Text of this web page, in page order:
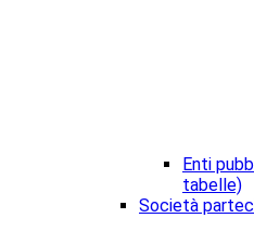
Enti
tabelle)
Società